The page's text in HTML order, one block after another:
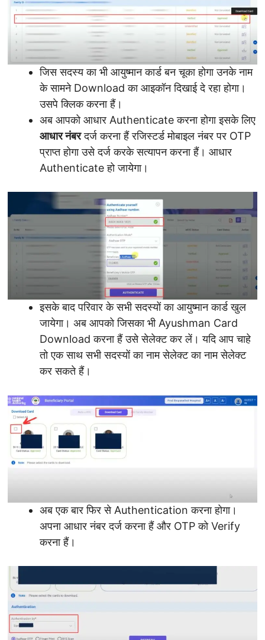
जिस सदस्य का भी आयुष्मान कार्ड बन चूका होगा उनके नाम
के सामने Download का आइकॉन दिखाई दे रहा होगा।
उसपे क्लिक करना हैं।
अब आपको आधार Authenticate करना होगा इसके लिए
आधार नंबरदर्ज करना हैं रजिस्टर्ड मोबाइल नंबर पर OTP
प्राप्त होगा उसे दर्ज करके सत्यापन करना हैं। आधार
Authenticate हो जायेगा।
इसके बाद परिवार के सभी सदस्यों का आयुष्मान कार्ड खुल
जायेगा। अब आपको जिसका भी Ayushman Card
Download करना हैं उसे सेलेक्ट कर लें। यदि आप चाहे
तो एक साथ सभी सदस्यों का नाम सेलेक्ट का नाम सेलेक्ट
कर सकते हैं।
अब एक बार फिर से Authentication करना होगा।
अपना आधार नंबर दर्ज करना हैं और OTP को Verify
करना हैं।